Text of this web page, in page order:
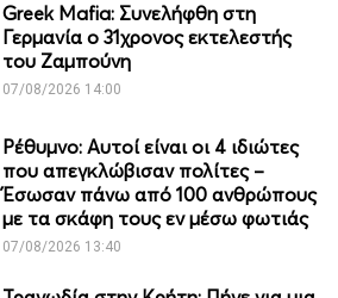
Greek Mafia: Συνελήφθη στη
Γερμανία ο 31χρονος εκτελεστής
του Ζαμπούνη
07/08/2026 14:00
Ρέθυμνο: Αυτοί είναι οι 4 ιδιώτες
που απεγκλώβισαν πολίτες –
Έσωσαν πάνω από 100 ανθρώπους
με τα σκάφη τους εν μέσω φωτιάς
07/08/2026 13:40